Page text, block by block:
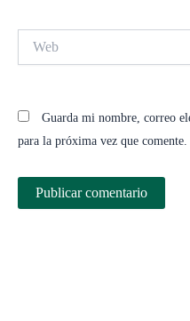
Guarda mi nombre, correo
para la próxima vez que comente.